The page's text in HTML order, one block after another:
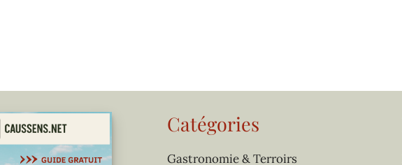
Catégories
Gastronomie & Terroirs